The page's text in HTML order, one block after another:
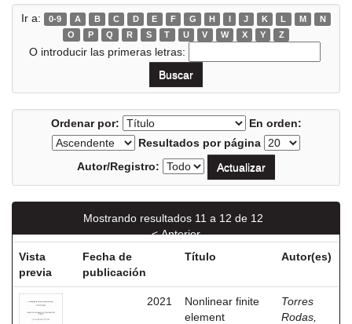
Ir a: 0-9 A B C D E F G H I J K L M
N
O
P Q R S T U V W X Y Z
O introducir las primeras letras:
Ordenar por:
En orden:
Resultados por página
Autor/Registro:
Mostrando resultados 11 a 12 de 12
< Anterior
Vista
previa
Fecha de
publicación
Título Autor(es)
2021
Nonlinear finite
element
Torres
Rodas,